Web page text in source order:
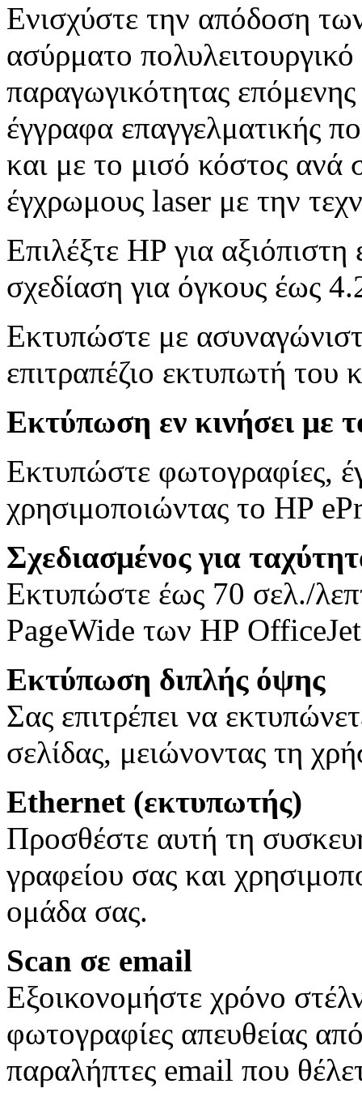
Ενισχύστε την απόδοση
ασύρματο
παραγωγικότητας
έγγραφα επαγγελματικής
και με το μισό κόστος ανά
έγχρωμους laser με την
Επιλέξτε HP για
σχεδίαση για όγκους έως
Εκτυπώστε με
επιτραπέζιο εκτυπωτή του
Εκτύπωση εν κινήσει με
Εκτυπώστε φωτογραφίες,
χρησιμοποιώντας το HP
Σχεδιασμένος για
Εκτυπώστε έως 70 σελ./
PageWide των HP
Εκτύπωση διπλής όψης
Σας επιτρέπει να
σελίδας, μειώνοντας τη
Ethernet (εκτυπωτής)
Προσθέστε αυτή τη
γραφείου σας και
ομάδα σας.
Scan σε email
Εξοικονομήστε χρόνο
φωτογραφίες απευθείας
παραλήπτες email που